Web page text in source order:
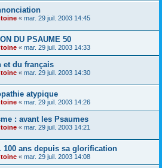
« mar. 29 juil. 2003 14:45
DU PSAUME 50
« mar. 29 juil. 2003 14:33
et du français
« mar. 29 juil. 2003 14:30
atypique
« mar. 29 juil. 2003 14:26
: avant les Psaumes
« mar. 29 juil. 2003 14:21
100 ans depuis sa glorification
« mar. 29 juil. 2003 14:08